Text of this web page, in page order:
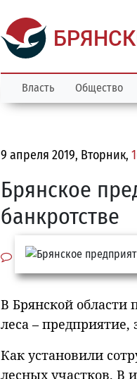
Власть Общество
9 апреля 2019, Вторник,
Брянское
банкротстве
В Брянской области
леса –
Как установили
лесных участков. В